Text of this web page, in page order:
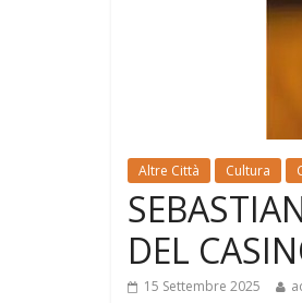
Altre Città Cultura
DEL
15 Settembre 2025